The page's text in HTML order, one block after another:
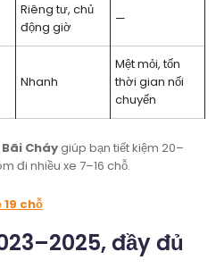
Riêng tư, chủ
động giờ
—
Nhanh
Mệt mỏi, tốn
thời gian nối
chuyến
Bãi Cháygiúp bạn tiết kiệm 20–
đi nhiều xe 7–16 chỗ.
chỗ
đầy đủ